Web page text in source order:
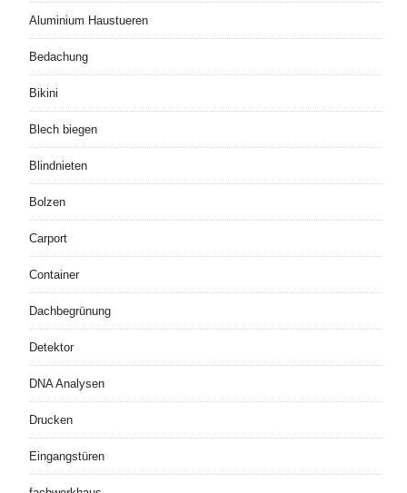
Aluminium Haustueren
Bedachung
Bikini
Blech biegen
Blindnieten
Bolzen
Carport
Container
Dachbegrünung
Detektor
DNA Analysen
Drucken
Eingangstüren